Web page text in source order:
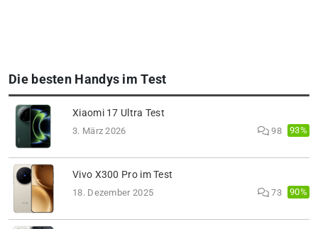
Die besten Handys im Test
Xiaomi 17 Ultra Test
3. März 2026 98 93%
Vivo X300 Pro im Test
18. Dezember 2025 73 90%